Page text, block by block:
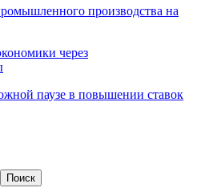
производства на
через
паузе в повышении ставок